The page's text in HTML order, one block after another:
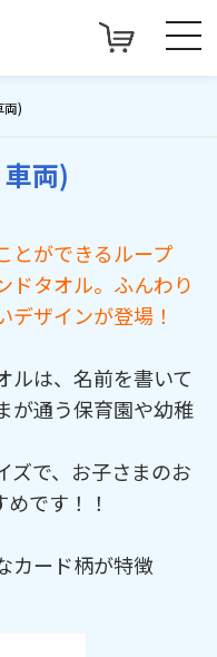
両)
両)
とができるループ
ドタオル。ふんわり
ザインが登場！
ルは、名前を書いて
が通う保育園や幼稚
ズで、お子さまのお
です！！
カード柄が特徴